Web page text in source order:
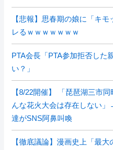
【悲報】思春期の娘に「キ
レるｗｗｗｗｗｗｗ
PTA会長「PTA参加拒否した
い？」
【8/22開催】 「琵琶湖三市
んな花火大会は存在しない
達がSNS阿鼻叫喚
【徹底議論】漫画史上「最